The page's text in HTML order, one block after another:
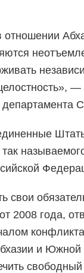
—
свои
2008 года,
и Южной